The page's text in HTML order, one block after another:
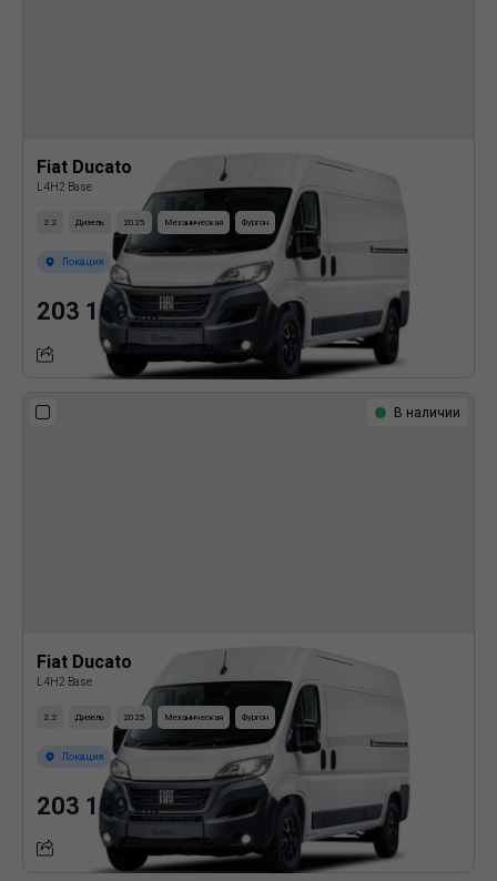
Fiat Ducato
L4H2 Base
2.2 Дизель 2025 Механическая Фургон
Локация
203 109 BYN
Подробнее
В наличии
Fiat Ducato
L4H2 Base
2.2 Дизель 2025 Механическая Фургон
Локация
203 109 BYN
Подробнее